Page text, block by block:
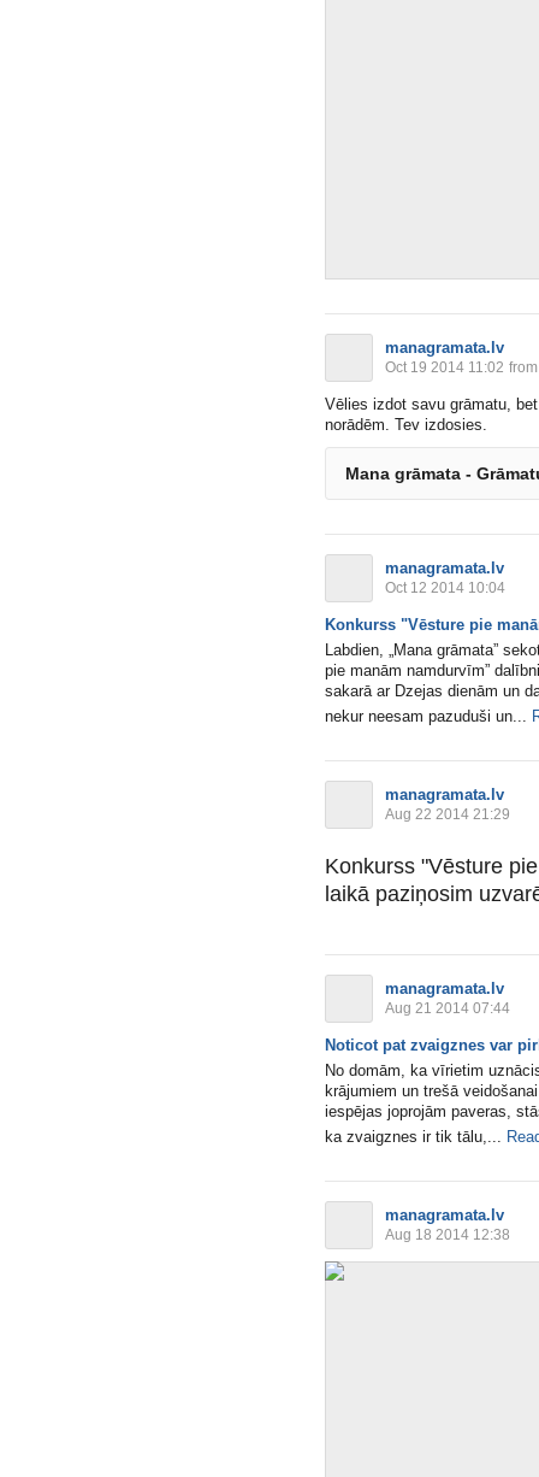
managramata.lv
Oct 19 2014 11:02
Vēlies izdot savu grāmatu,
norādēm. Tev izdosies.
Mana grāmata -
managramata.lv
Oct 12 2014 10:04
Konkurss "Vēsture pie
Labdien, „Mana grāmata”
pie manām namdurvīm”
sakarā ar Dzejas dienām un
nekur neesam pazuduši un...
managramata.lv
Aug 22 2014 21:29
Konkurss "Vēsture
laikā paziņosim
managramata.lv
Aug 21 2014 07:44
Noticot pat zvaigznes var
No domām, ka vīrietim
krājumiem un trešā
iespējas joprojām paveras,
ka zvaigznes ir tik tālu,...
managramata.lv
Aug 18 2014 12:38